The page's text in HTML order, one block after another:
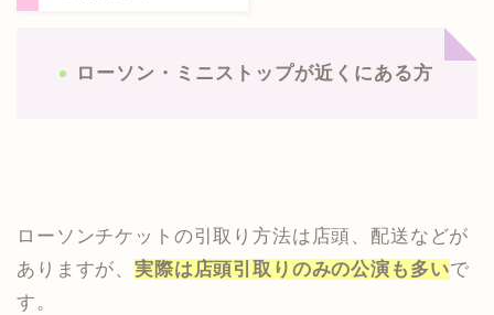
ローソン・ミニストップが近くにある方
ローソンチケットの引取り方法は店頭、配送などが
ありますが、実際は店頭引取りのみの公演も多いで
す。